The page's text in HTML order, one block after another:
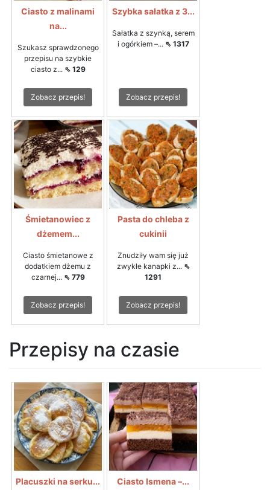
Ciasto z malinami
na...
Szukasz sprawdzonego
przepisu na szybkie
ciasto z... ⇖ 129
Zobacz przepis!
Szybka sałatka z 3...
Sałatka z szynką, serem
i ogórkiem –... ⇖ 1317
Zobacz przepis!
Śmietanowiec z
dżemem...
Ciasto śmietanowe z
dodatkiem dżemu z
czarnej... ⇖ 779
Zobacz przepis!
Pasta do chleba z
cukinii
Znudziły wam się już
zwykłe kanapki z... ⇖
1291
Zobacz przepis!
Przepisy na czasie
Placuszki na serku... Ciasto Ismena –...